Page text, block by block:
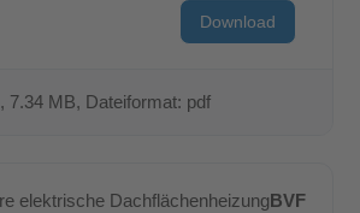
Download
, 7.34 MB, Dateiformat: pdf
BVF